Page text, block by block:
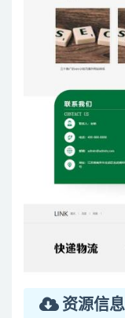
资源信息